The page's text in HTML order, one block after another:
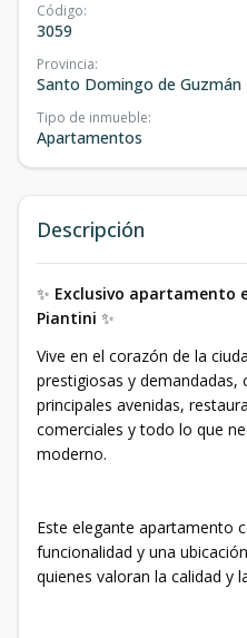
Código:
3059
Provincia:
Santo Domingo de Guzmán
Tipo de inmueble:
Apartamentos
Descripción
✨ Exclusivo apartamento
Piantini ✨
Vive en el corazón de la
prestigiosas y demandadas,
principales avenidas,
comerciales y todo lo que
moderno.
Este elegante apartamento
funcionalidad y una
quienes valoran la calidad y